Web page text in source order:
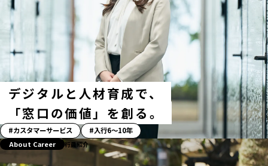
シ
グ
デジタルと人材育成で、
「窓口の価値」を創る。
「ス
ト
カスタマーサービス 入行6〜10年
About Career 行員紹介